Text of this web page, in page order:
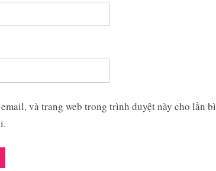
và trang web trong trình duyệt này cho lần